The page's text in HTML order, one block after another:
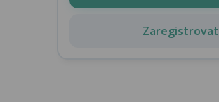
Zaregistrovat